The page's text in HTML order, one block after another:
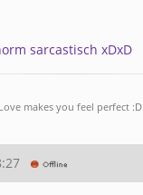
sarcastisch xDxD
Love makes you feel perfect :D